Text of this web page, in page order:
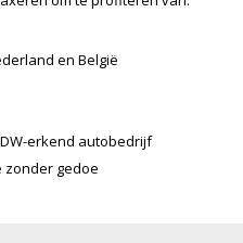
en België
erkend autobedrijf
zonder gedoe